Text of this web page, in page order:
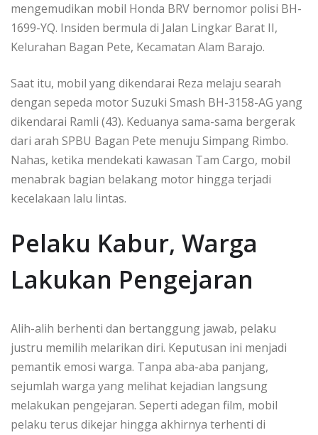
mengemudikan mobil Honda BRV bernomor polisi BH-
1699-YQ. Insiden bermula di Jalan Lingkar Barat II,
Kelurahan Bagan Pete, Kecamatan Alam Barajo.
Saat itu, mobil yang dikendarai Reza melaju searah
dengan sepeda motor Suzuki Smash BH-3158-AG yang
dikendarai Ramli (43). Keduanya sama-sama bergerak
dari arah SPBU Bagan Pete menuju Simpang Rimbo.
Nahas, ketika mendekati kawasan Tam Cargo, mobil
menabrak bagian belakang motor hingga terjadi
kecelakaan lalu lintas.
Pelaku Kabur, Warga
Lakukan Pengejaran
Alih-alih berhenti dan bertanggung jawab, pelaku
justru memilih melarikan diri. Keputusan ini menjadi
pemantik emosi warga. Tanpa aba-aba panjang,
sejumlah warga yang melihat kejadian langsung
melakukan pengejaran. Seperti adegan film, mobil
pelaku terus dikejar hingga akhirnya terhenti di